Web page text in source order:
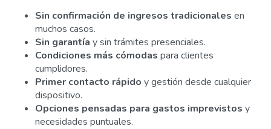
Sin confirmación de ingresos tradicionales en
muchos casos.
Sin garantía y sin trámites presenciales.
Condiciones más cómodas para clientes
cumplidores.
Primer contacto rápido y gestión desde cualquier
dispositivo.
Opciones pensadas para gastos imprevistos y
necesidades puntuales.